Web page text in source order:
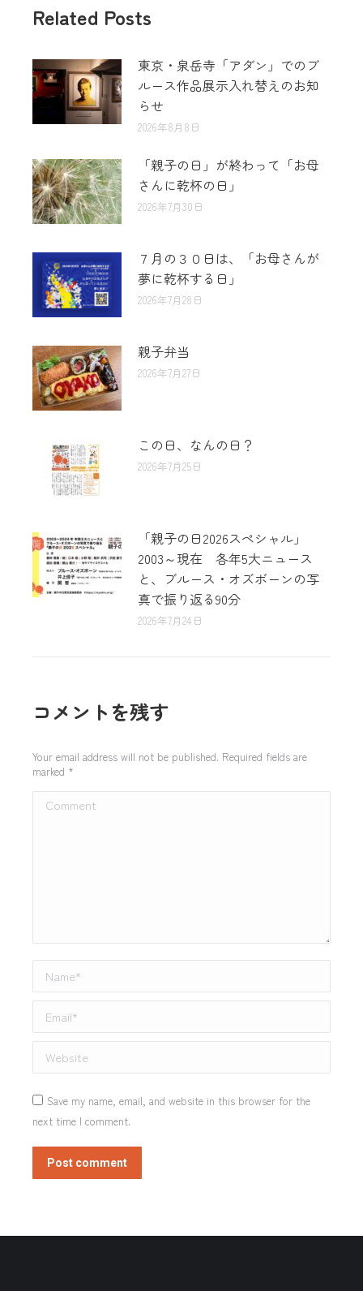
Related Posts
東京・泉岳寺「アダン」でのブ
ルース作品展示入れ替えのお知
らせ
2026年8月8日
「親子の日」が終わって「お母
さんに乾杯の日」
2026年7月30日
７月の３０日は、「お母さんが
夢に乾杯する日」
2026年7月28日
親子弁当
2026年7月27日
この日、なんの日？
2026年7月25日
「親子の日2026スペシャル」
2003～現在 各年5大ニュース
と、ブルース・オズボーンの写
真で振り返る90分
2026年7月24日
コメントを残す
Your email address will not be published. Required fields are
marked *
Comment
Name *
Email *
Website
Save my name, email, and website in this browser for the
next time I comment.
Post comment